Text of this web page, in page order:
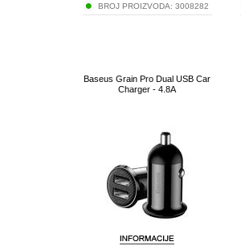
BROJ PROIZVODA: 3008282
Baseus Grain Pro Dual USB Car
Charger - 4.8A